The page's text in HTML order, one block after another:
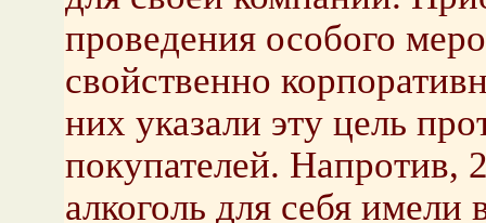
проведения особого
свойственно
них указали эту цель
покупателей. Напротив,
алкоголь для себя имели